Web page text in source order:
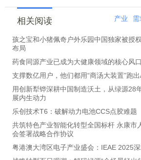
相关阅读 产业
孩之宝和小猪佩奇户外乐园中国独家被授
布局
药食同源产业已成为大健康领域的核心风口
支撑数亿用户，他们都用“商汤大装置”跑
用创新犁铧深耕中国制造沃土，从绿源28
展内生动力
乐创技术T6：破解动力电池CCS点胶难题
共筑特色产业智能化转型全国标杆 永康市
会签署战略合作协议
粤港澳大湾区电子产业盛会：IEAE 2025